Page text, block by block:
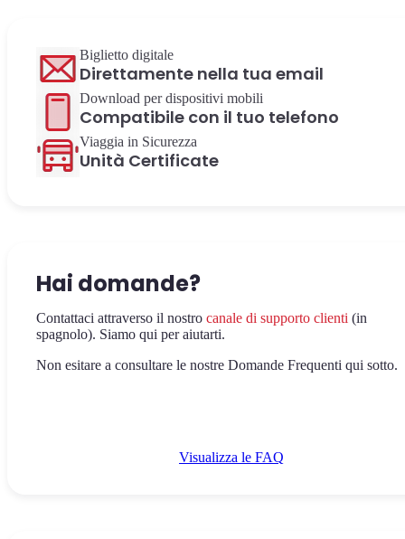
Biglietto digitale
Direttamente nella tua email
Download per dispositivi mobili
Compatibile con il tuo telefono
Viaggia in Sicurezza
Unità Certificate
Hai domande?
Contattaci attraverso il nostro canale di supporto clienti (in
spagnolo). Siamo qui per aiutarti.
Non esitare a consultare le nostre Domande Frequenti qui sotto.
Visualizza le FAQ